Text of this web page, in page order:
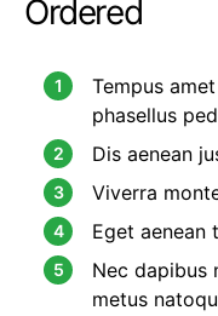
Ordered
Tempus
phasellus
Dis aenean
Viverra
Eget aenean
Nec dapibus
metus